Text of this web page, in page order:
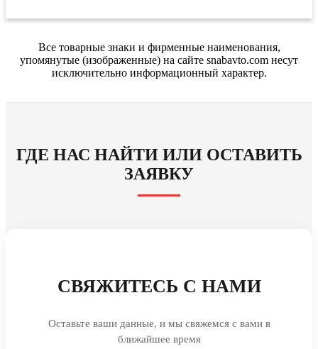
Все товарные знаки и фирменные наименования,
упомянутые (изображенные) на сайте snabavto.com несут
исключительно информационный характер.
ГДЕ НАС НАЙТИ ИЛИ ОСТАВИТЬ
ЗАЯВКУ
СВЯЖИТЕСЬ С НАМИ
Оставьте ваши данные, и мы свяжемся с вами в
ближайшее время